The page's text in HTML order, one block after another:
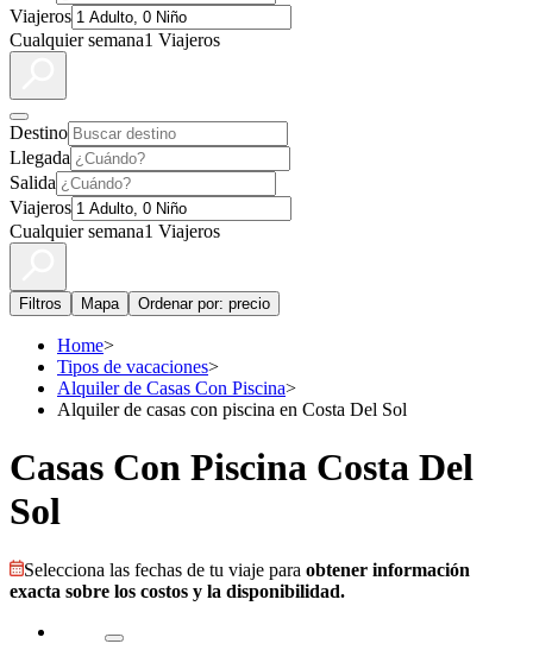
Viajeros
Cualquier semana1 Viajeros
Destino
Llegada
Salida
Viajeros
Cualquier semana1 Viajeros
Filtros Mapa Ordenar por: precio
Home>
Tipos de vacaciones>
Alquiler de Casas Con Piscina>
Alquiler de casas con piscina en Costa Del Sol
Casas Con Piscina Costa Del
Sol
Selecciona las fechas de tu viaje para obtener información
exacta sobre los costos y la disponibilidad.